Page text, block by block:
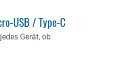
USB / Type-C
Gerät, ob